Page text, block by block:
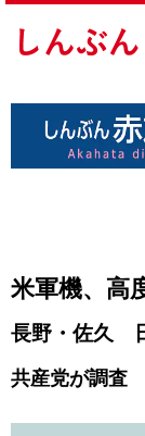
米軍機、高
長野・佐久
共産党が調査